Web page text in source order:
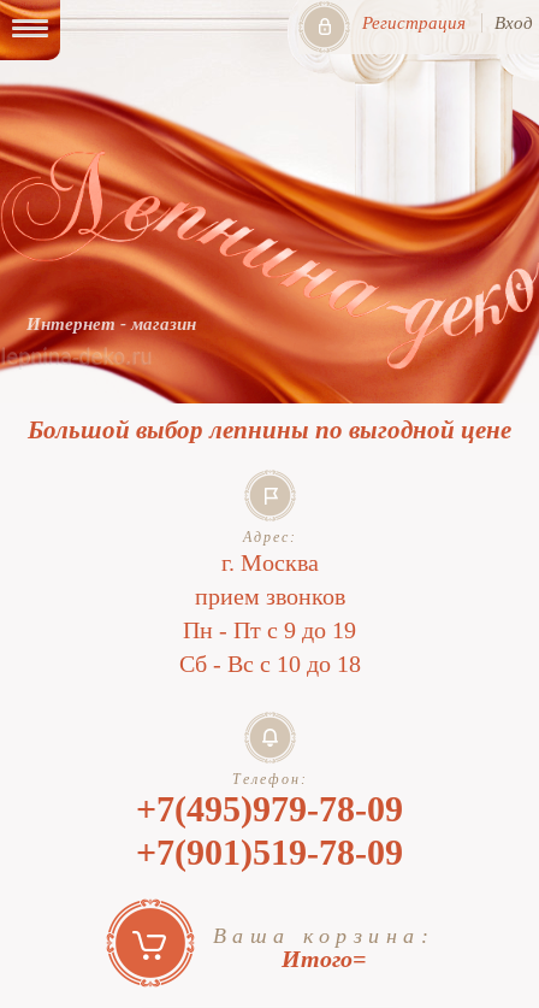
Регистрация Вход
Интернет - магазин
Большой выбор лепнины по выгодной цене
Адрес:
г. Москва
прием звонков
Пн - Пт с 9 до 19
Сб - Вс с 10 до 18
Телефон:
+7(495)979-78-09
+7(901)519-78-09
Ваша корзина:
Итого=